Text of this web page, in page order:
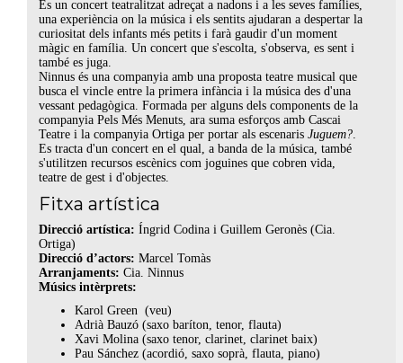
És un concert teatralitzat adreçat a nadons i a les seves famílies,
una experiència on la música i els sentits ajudaran a despertar la
curiositat dels infants més petits i farà gaudir d'un moment
màgic en família. Un concert que s'escolta, s'observa, es sent i
també es juga.
Ninnus és una companyia amb una proposta teatre musical que
busca el vincle entre la primera infància i la música des d'una
vessant pedagògica. Formada per alguns dels components de la
companyia Pels Més Menuts, ara suma esforços amb Cascai
Teatre i la companyia Ortiga per portar als escenarisJuguem?.
Es tracta d'un concert en el qual, a banda de la música, també
s'utilitzen recursos escènics com joguines que cobren vida,
teatre de gest i d'objectes.
Fitxa artística
Direcció artística:Íngrid Codina i Guillem Geronès (Cia.
Ortiga)
Direcció d’actors: Marcel Tomàs
Arranjaments:Cia. Ninnus
Músics intèrprets:
Karol Green (veu)
Adrià Bauzó (saxo baríton, tenor, flauta)
Xavi Molina (saxo tenor, clarinet, clarinet baix)
Pau Sánchez (acordió, saxo soprà, flauta, piano)